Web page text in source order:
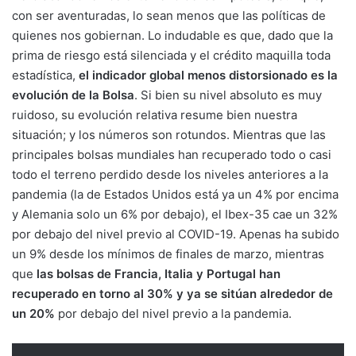
con ser aventuradas, lo sean menos que las políticas de
quienes nos gobiernan. Lo indudable es que, dado que la
prima de riesgo está silenciada y el crédito maquilla toda
estadística, el indicador global menos distorsionado es la
evolución de la Bolsa. Si bien su nivel absoluto es muy
ruidoso, su evolución relativa resume bien nuestra
situación; y los números son rotundos. Mientras que las
principales bolsas mundiales han recuperado todo o casi
todo el terreno perdido desde los niveles anteriores a la
pandemia (la de Estados Unidos está ya un 4% por encima
y Alemania solo un 6% por debajo), el Ibex-35 cae un 32%
por debajo del nivel previo al COVID-19. Apenas ha subido
un 9% desde los mínimos de finales de marzo, mientras
que las bolsas de Francia, Italia y Portugal han
recuperado en torno al 30% y ya se sitúan alrededor de
un 20% por debajo del nivel previo a la pandemia.